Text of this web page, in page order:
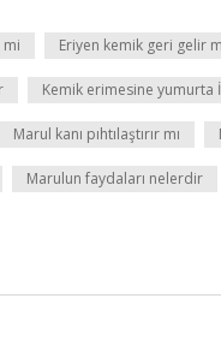
mi Eriyen kemik geri gelir
Kemik erimesine yumurta
Marul kanı pıhtılaştırır mı
Marulun faydaları nelerdir